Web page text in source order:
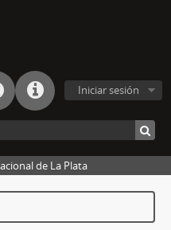
Iniciar sesión
de La Plata